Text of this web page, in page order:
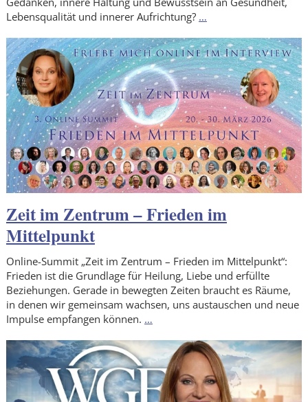
Lebensqualität und innerer Aufrichtung? …
Zeit im Zentrum – Frieden im
Mittelpunkt
Online-Summit „Zeit im Zentrum – Frieden im Mittelpunkt“:
Frieden ist die Grundlage für Heilung, Liebe und erfüllte
Beziehungen. Gerade in bewegten Zeiten braucht es Räume,
in denen wir gemeinsam wachsen, uns austauschen und neue
Impulse empfangen können. …